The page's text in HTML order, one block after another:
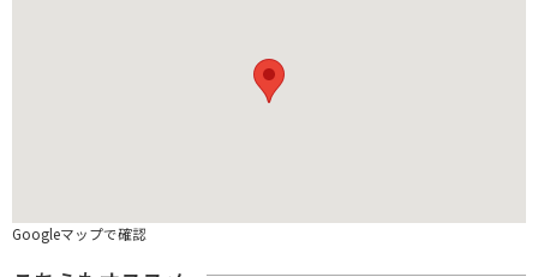
Googleマップで確認